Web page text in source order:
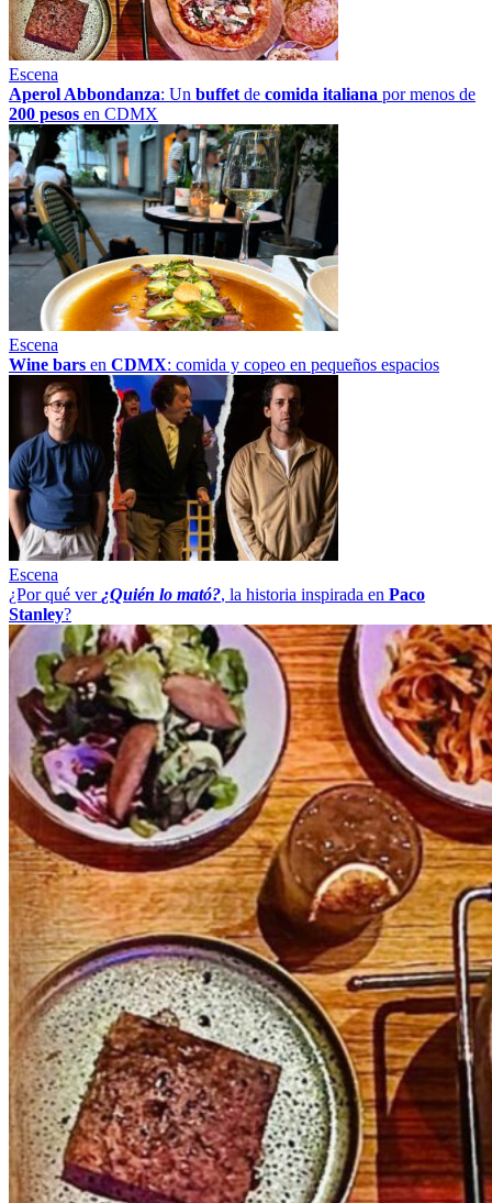
Escena
Aperol Abbondanza: Un buffet de comida italiana por menos de
200 pesos en CDMX
Escena
Wine bars en CDMX: comida y copeo en pequeños espacios
Escena
¿Por qué ver ¿Quién lo mató?, la historia inspirada en Paco
Stanley?